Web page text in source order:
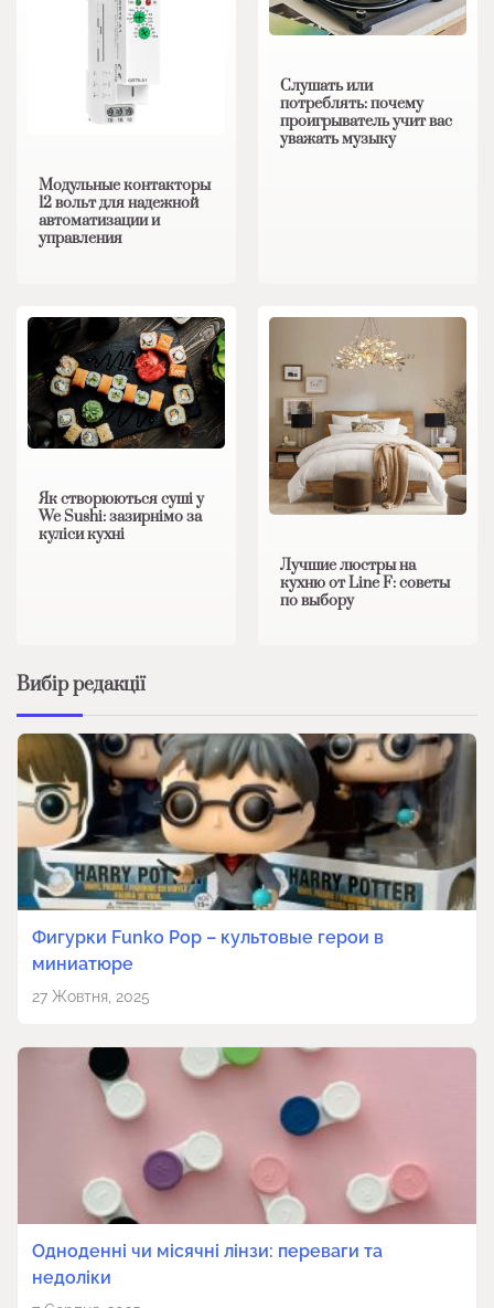
Модульные контакторы
12 вольт для надежной
автоматизации и
управления
Слушать или
потреблять: почему
проигрыватель учит вас
уважать музыку
Як створюються суші у
We Sushi: зазирнімо за
куліси кухні
Лучшие люстры на
кухню от Line F: советы
по выбору
Вибір редакції
Фигурки Funko Pop – культовые герои в
миниатюре
27 Жовтня, 2025
Одноденні чи місячні лінзи: переваги та
недоліки